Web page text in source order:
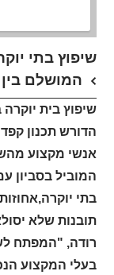
שיפוץ בתי
המושלם בין
שיפוץ בית
הדורש תכנון
אנשי מקצוע
בתי
תובנות שלא
רודה, "המפתח
בעלי המקצוע